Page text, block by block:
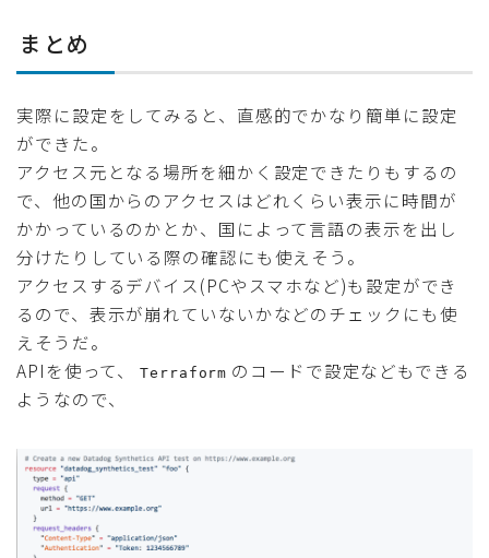
まとめ
実際に設定をしてみると、直感的でかなり簡単に設定
ができた。
アクセス元となる場所を細かく設定できたりもするの
で、他の国からのアクセスはどれくらい表示に時間が
かかっているのかとか、国によって言語の表示を出し
分けたりしている際の確認にも使えそう。
アクセスするデバイス(PCやスマホなど)も設定ができ
るので、表示が崩れていないかなどのチェックにも使
えそうだ。
APIを使って、Terraform のコードで設定などもできる
ようなので、